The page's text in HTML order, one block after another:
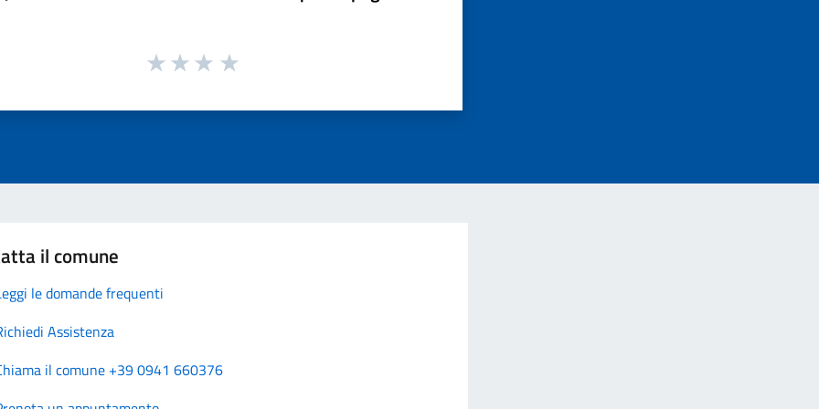
il comune
le domande frequenti
Assistenza
il comune +39 0941 660376